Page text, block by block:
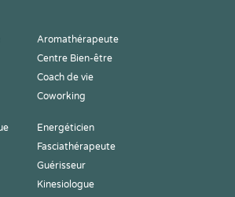
Aromathérapeute
Centre Bien-être
Coach de vie
Coworking
Energéticien
Fasciathérapeute
Guérisseur
Kinesiologue